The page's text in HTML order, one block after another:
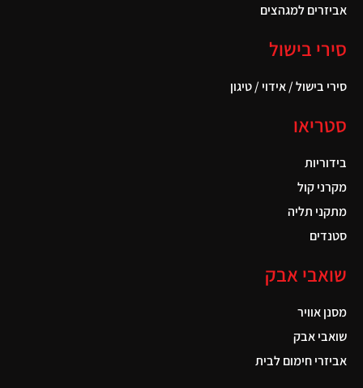
אביזרים למגהצים
סירי בישול
סירי בישול / אידוי / טיגון
סטריאו
בידוריות
מקרני קול
מתקני תליה
סטנדים
שואבי אבק
מסנן אוויר
שואבי אבק
אביזרי חימום לבית